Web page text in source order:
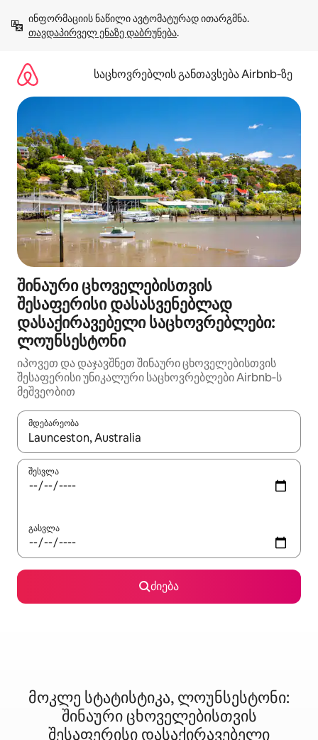
გადასვლა
თავდაპირველ ენაზე დაბრუნება.
საცხოვრებლის განთავსება Airbnb‑ზე
შინაური ცხოველებისთვის
შესაფერისი დასასვენებლად
დასაქირავებელი საცხოვრებლები:
ლოუნსესტონი
იპოვეთ და დაჯავშნეთ შინაური ცხოველებისთვის
შესაფერისი უნიკალური საცხოვრებლები Airbnb‑ს
მეშვეობით
მდებარეობა
როცა შედეგები ხელმისაწვდომი გახდება, ნავიგაციისთვის
შესვლა
გასვლა
ძიება
მოკლე სტატისტიკა, ლოუნსესტონი:
შინაური ცხოველებისთვის
შესაფერისი დასაქირავებელი